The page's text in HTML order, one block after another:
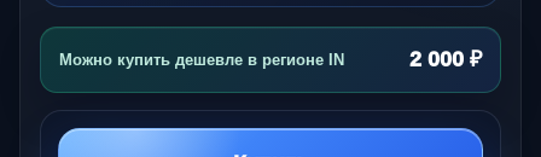
Можно купить дешевле в регионе IN 2 000 ₽